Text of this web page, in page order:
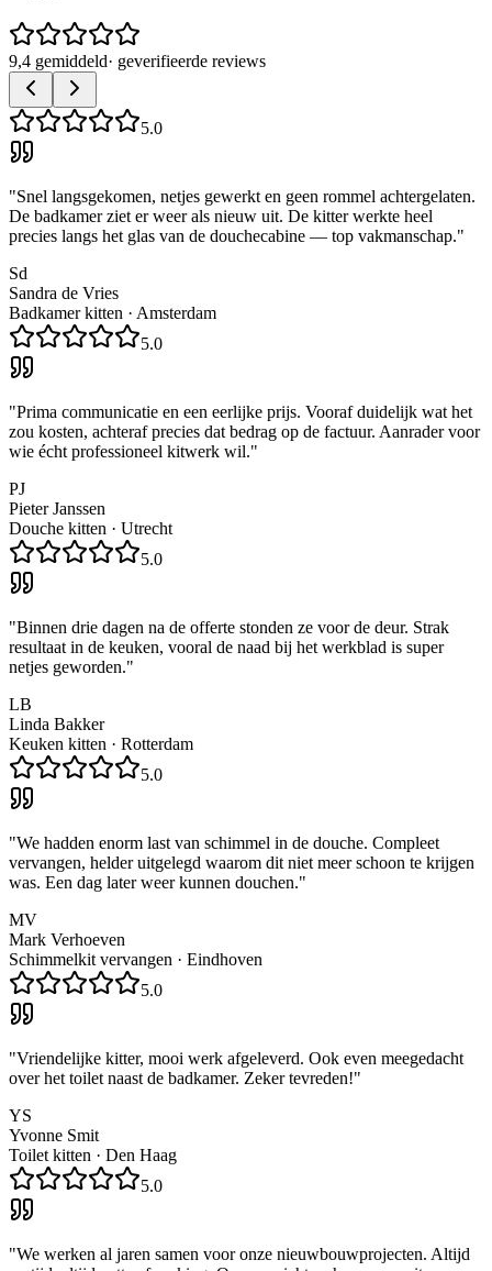
9,4 gemiddeld· geverifieerde reviews
5.0
"Snel langsgekomen, netjes gewerkt en geen rommel achtergelaten.
De badkamer ziet er weer als nieuw uit. De kitter werkte heel
precies langs het glas van de douchecabine — top vakmanschap."
Sd
Sandra de Vries
Badkamer kitten · Amsterdam
5.0
"Prima communicatie en een eerlijke prijs. Vooraf duidelijk wat het
zou kosten, achteraf precies dat bedrag op de factuur. Aanrader voor
wie écht professioneel kitwerk wil."
PJ
Pieter Janssen
Douche kitten · Utrecht
5.0
"Binnen drie dagen na de offerte stonden ze voor de deur. Strak
resultaat in de keuken, vooral de naad bij het werkblad is super
netjes geworden."
LB
Linda Bakker
Keuken kitten · Rotterdam
5.0
"We hadden enorm last van schimmel in de douche. Compleet
vervangen, helder uitgelegd waarom dit niet meer schoon te krijgen
was. Een dag later weer kunnen douchen."
MV
Mark Verhoeven
Schimmelkit vervangen · Eindhoven
5.0
"Vriendelijke kitter, mooi werk afgeleverd. Ook even meegedacht
over het toilet naast de badkamer. Zeker tevreden!"
YS
Yvonne Smit
Toilet kitten · Den Haag
5.0
"We werken al jaren samen voor onze nieuwbouwprojecten. Altijd